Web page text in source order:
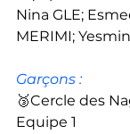
Nina GLE;
MERIMI;
Garçons :
🥉Cercle des
Equipe 1